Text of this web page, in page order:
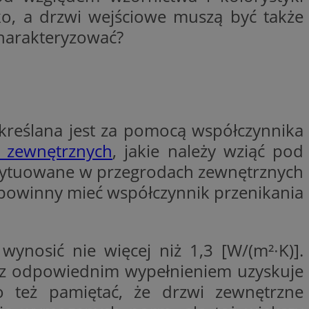
a drzwi wejściowe muszą być także
jest za pomocą współczynnika
, jakie należy wziąć pod
w przegrodach zewnętrznych
mieć współczynnik przenikania
nie więcej niż 1,3 [W/(m²∙K)].
odpowiednim wypełnieniem uzyskuje
też pamiętać, że drzwi zewnętrzne
sesji.
sesji.
dotyczących
to konieczne,
ich interakcji z
zostaną
dla
określone
skuteczności, a
w różnych
i zawiera
korzysta
które
tej